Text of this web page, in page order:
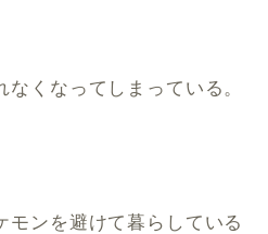
くなってしまっている。
モンを避けて暮らしている